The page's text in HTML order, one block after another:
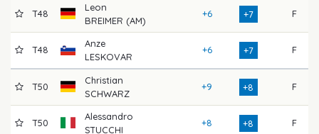
T48
Leon
BREIMER (AM)
+6 +7 F
T48
Anze
LESKOVAR
+6 +7 F
T50
Christian
SCHWARZ
+9 +8 F
T50
Alessandro
STUCCHI
+8 +8 F